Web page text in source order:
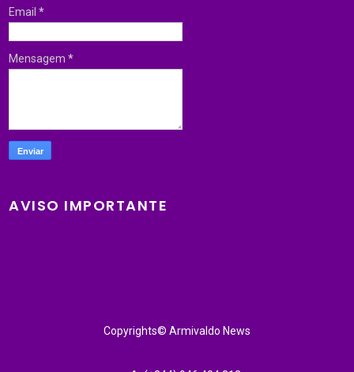
Email*
Mensagem*
AVISO IMPORTANTE
Copyrights© Armivaldo News